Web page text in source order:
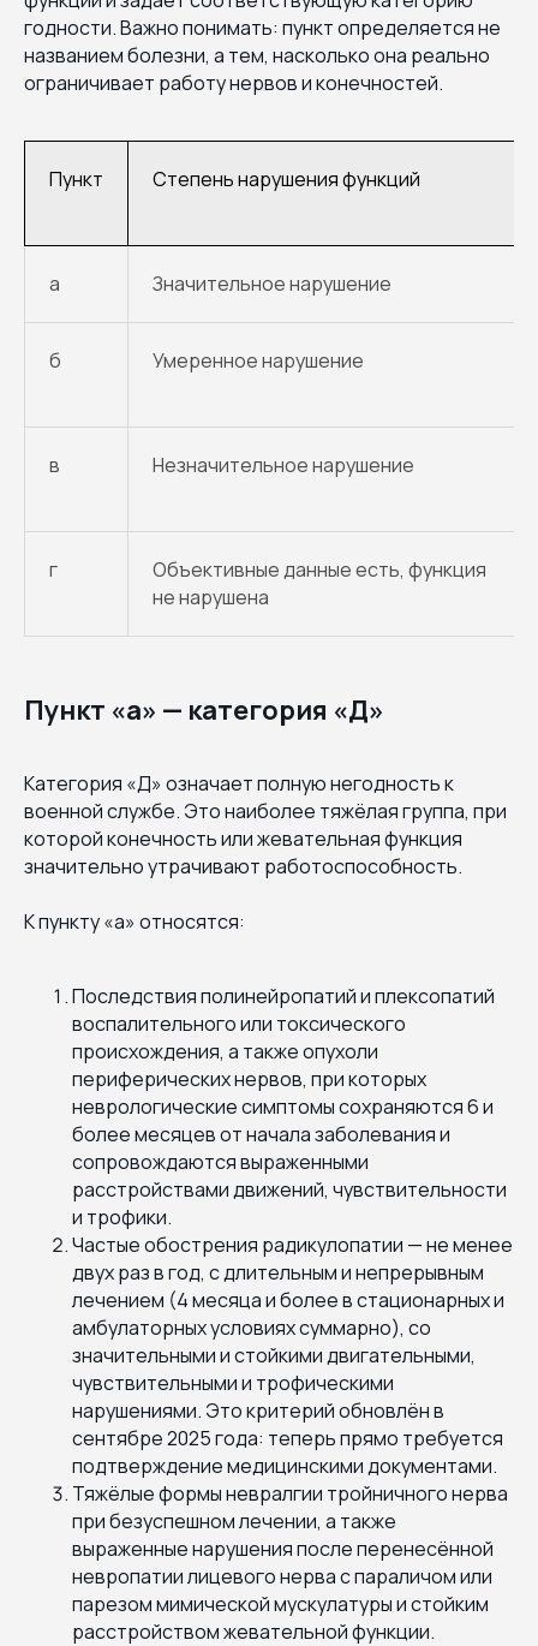
годности. Важно понимать: пункт определяется не
названием болезни, а тем, насколько она реально
ограничивает работу нервов и конечностей.
Пункт Степень нарушения функций
а Значительное нарушение
б Умеренное нарушение
в Незначительное нарушение
г
Объективные данные есть, функция
не нарушена
Пункт «а» — категория «Д»
Категория «Д» означает полную негодность к
военной службе. Это наиболее тяжёлая группа, при
которой конечность или жевательная функция
значительно утрачивают работоспособность.
К пункту «а» относятся:
Последствия полинейропатий и плексопатий
воспалительного или токсического
происхождения, а также опухоли
периферических нервов, при которых
неврологические симптомы сохраняются 6 и
более месяцев от начала заболевания и
сопровождаются выраженными
расстройствами движений, чувствительности
и трофики.
Частые обострения радикулопатии — не менее
двух раз в год, с длительным и непрерывным
лечением (4 месяца и более в стационарных и
амбулаторных условиях суммарно), со
значительными и стойкими двигательными,
чувствительными и трофическими
нарушениями. Это критерий обновлён в
сентябре 2025 года: теперь прямо требуется
подтверждение медицинскими документами.
Тяжёлые формы невралгии тройничного нерва
при безуспешном лечении, а также
выраженные нарушения после перенесённой
невропатии лицевого нерва с параличом или
парезом мимической мускулатуры и стойким
расстройством жевательной функции.